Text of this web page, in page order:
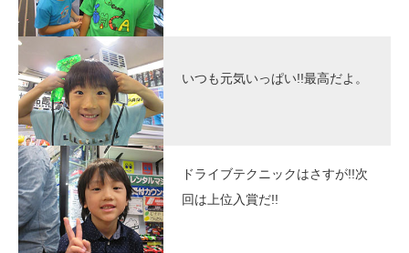
いつも元気いっぱい!!最高だよ。
ドライブテクニックはさすが!!次
回は上位入賞だ!!